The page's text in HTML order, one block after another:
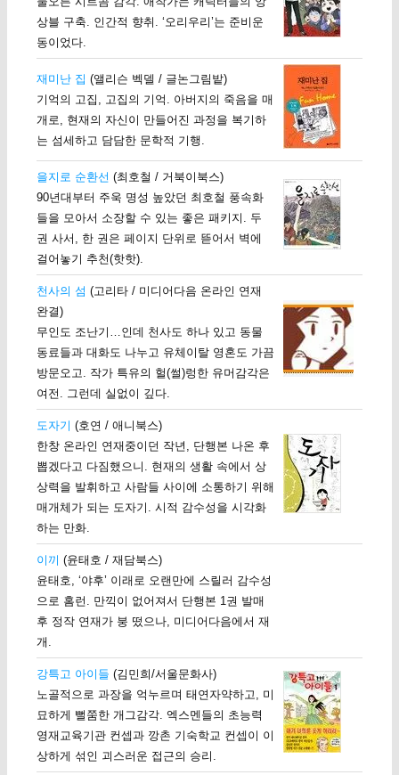
상블 구축. 인간적 향취. ‘오리우리’는 준비운
동이었다.
재미난 집 (앨리슨 벡델 / 글논그림밭)
기억의 고집, 고집의 기억. 아버지의 죽음을 매
개로, 현재의 자신이 만들어진 과정을 복기하
는 섬세하고 담담한 문학적 기행.
을지로 순환선 (최호철 / 거북이북스)
90년대부터 주욱 명성 높았던 최호철 풍속화
들을 모아서 소장할 수 있는 좋은 패키지. 두
권 사서, 한 권은 페이지 단위로 뜯어서 벽에
걸어놓기 추천(핫핫).
천사의 섬 (고리타 / 미디어다음 온라인 연재
완결)
무인도 조난기…인데 천사도 하나 있고 동물
동료들과 대화도 나누고 유체이탈 영혼도 가끔
방문오고. 작가 특유의 헐(썰)렁한 유머감각은
여전. 그런데 실없이 깊다.
도자기 (호연 / 애니북스)
한창 온라인 연재중이던 작년, 단행본 나온 후
뽑겠다고 다짐했으니. 현재의 생활 속에서 상
상력을 발휘하고 사람들 사이에 소통하기 위해
매개체가 되는 도자기. 시적 감수성을 시각화
하는 만화.
이끼 (윤태호 / 재담북스)
윤태호, ‘야후’ 이래로 오랜만에 스릴러 감수성
으로 홈런. 만끽이 없어져서 단행본 1권 발매
후 정작 연재가 붕 떴으나, 미디어다음에서 재
개.
강특고 아이들 (김민희/서울문화사)
노골적으로 과장을 억누르며 태연자약하고, 미
묘하게 뻘쭘한 개그감각. 엑스멘들의 초능력
영재교육기관 컨셉과 깡촌 기숙학교 컨셉이 이
상하게 섞인 괴스러운 접근의 승리.